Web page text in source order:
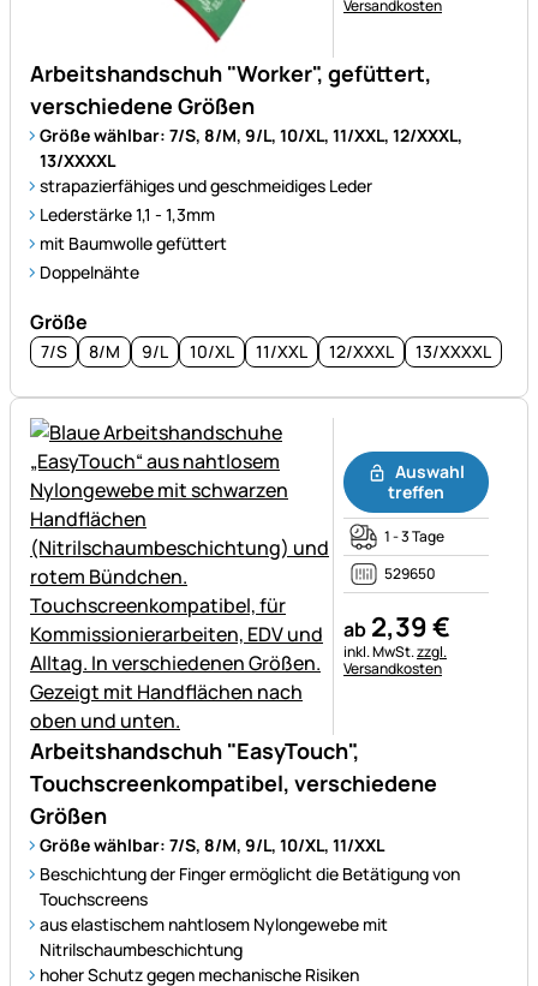
Arbeitshandschuh "Worker", gefüttert,
verschiedene Größen
Größe wählbar: 7/S, 8/M, 9/L, 10/XL, 11/XXL, 12/XXXL,
13/XXXXL
strapazierfähiges und geschmeidiges Leder
Lederstärke 1,1 - 1,3mm
mit Baumwolle gefüttert
Doppelnähte
Größe
7/S 8/M 9/L 10/XL 11/XXL 12/XXXL 13/XXXXL
Versandkosten
Arbeitshandschuh "EasyTouch",
Touchscreenkompatibel, verschiedene
Größen
Größe wählbar: 7/S, 8/M, 9/L, 10/XL, 11/XXL
Beschichtung der Finger ermöglicht die Betätigung von
Touchscreens
aus elastischem nahtlosem Nylongewebe mit
Nitrilschaumbeschichtung
hoher Schutz gegen mechanische Risiken
Auswahl
treffen
1 - 3 Tage
529650
ab 2,39€
Steuerhinweis:
inkl. MwSt.zzgl.
Versandkosten